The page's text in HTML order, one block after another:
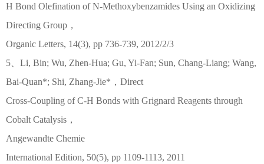
H Bond Olefination of N-Methoxybenzamides Using an Oxidizing
Directing Group，
Organic Letters, 14(3), pp 736-739, 2012/2/3
5、Li, Bin; Wu, Zhen-Hua; Gu, Yi-Fan; Sun, Chang-Liang; Wang,
Bai-Quan*; Shi, Zhang-Jie*，Direct
Cross-Coupling of C-H Bonds with Grignard Reagents through
Cobalt Catalysis，
Angewandte Chemie
International Edition, 50(5), pp 1109-1113, 2011